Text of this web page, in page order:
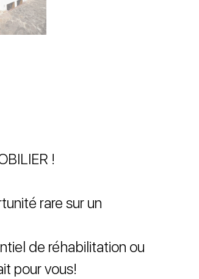
!
rare sur un
de réhabilitation ou
pour vous!